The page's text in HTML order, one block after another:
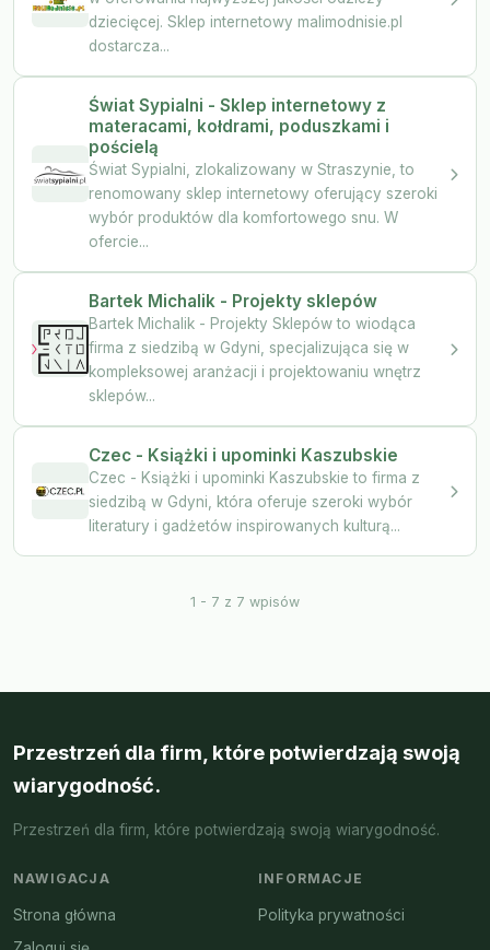
dziecięcej. Sklep internetowy malimodnisie.pl
dostarcza...
Świat Sypialni - Sklep internetowy z
materacami, kołdrami, poduszkami i
pościelą
Świat Sypialni, zlokalizowany w Straszynie, to
renomowany sklep internetowy oferujący szeroki
wybór produktów dla komfortowego snu. W
ofercie...
Bartek Michalik - Projekty sklepów
Bartek Michalik - Projekty Sklepów to wiodąca
firma z siedzibą w Gdyni, specjalizująca się w
kompleksowej aranżacji i projektowaniu wnętrz
sklepów...
Czec - Książki i upominki Kaszubskie
Czec - Książki i upominki Kaszubskie to firma z
siedzibą w Gdyni, która oferuje szeroki wybór
literatury i gadżetów inspirowanych kulturą...
1 - 7 z 7 wpisów
Przestrzeń dla firm, które potwierdzają swoją
wiarygodność.
Przestrzeń dla firm, które potwierdzają swoją wiarygodność.
NAWIGACJA
Strona główna
INFORMACJE
Polityka prywatności